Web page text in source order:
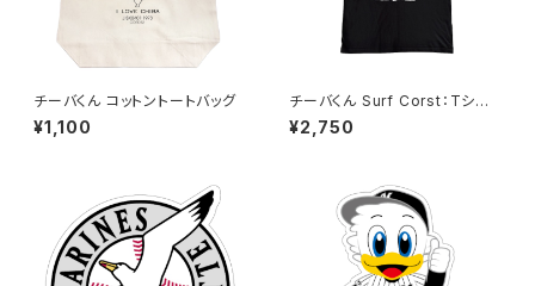
チーバくん コットントートバッグ
¥1,100
チーバくん Surf Corst：Tシャ
ツ（Black）
¥2,750